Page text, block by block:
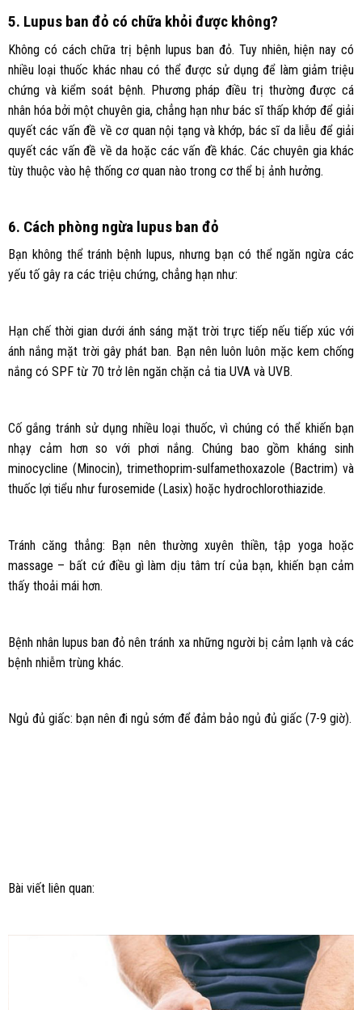
5. Lupus ban đỏ có chữa khỏi được không?
Không có cách chữa trị bệnh lupus ban đỏ. Tuy nhiên, hiện nay có
nhiều loại thuốc khác nhau có thể được sử dụng để làm giảm triệu
chứng và kiểm soát bệnh. Phương pháp điều trị thường được cá
nhân hóa bởi một chuyên gia, chẳng hạn như bác sĩ thấp khớp để giải
quyết các vấn đề về cơ quan nội tạng và khớp, bác sĩ da liễu để giải
quyết các vấn đề về da hoặc các vấn đề khác. Các chuyên gia khác
tùy thuộc vào hệ thống cơ quan nào trong cơ thể bị ảnh hưởng.
6. Cách phòng ngừa lupus ban đỏ
Bạn không thể tránh bệnh lupus, nhưng bạn có thể ngăn ngừa các
yếu tố gây ra các triệu chứng, chẳng hạn như:
Hạn chế thời gian dưới ánh sáng mặt trời trực tiếp nếu tiếp xúc với
ánh nắng mặt trời gây phát ban. Bạn nên luôn luôn mặc kem chống
nắng có SPF từ 70 trở lên ngăn chặn cả tia UVA và UVB.
Cố gắng tránh sử dụng nhiều loại thuốc, vì chúng có thể khiến bạn
nhạy cảm hơn so với phơi nắng. Chúng bao gồm kháng sinh
minocycline (Minocin), trimethoprim-sulfamethoxazole (Bactrim) và
thuốc lợi tiểu như furosemide (Lasix) hoặc hydrochlorothiazide.
Tránh căng thẳng: Bạn nên thường xuyên thiền, tập yoga hoặc
massage – bất cứ điều gì làm dịu tâm trí của bạn, khiến bạn cảm
thấy thoải mái hơn.
Bệnh nhân lupus ban đỏ nên tránh xa những người bị cảm lạnh và các
bệnh nhiễm trùng khác.
Ngủ đủ giấc: bạn nên đi ngủ sớm để đảm bảo ngủ đủ giấc (7-9 giờ).
Bài viết liên quan: